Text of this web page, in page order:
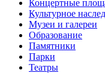
Концертные
Культурное
Музеи и галереи
Образование
Памятники
Парки
Театры